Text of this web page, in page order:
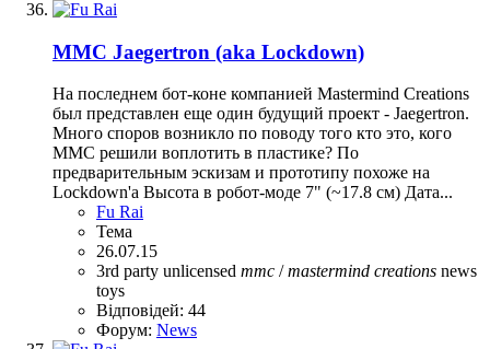
MMC Jaegertron (aka Lockdown)
На последнем бот-коне компанией Mastermind Creations
был представлен еще один будущий проект - Jaegertron.
Много споров возникло по поводу того кто это, кого
ММС решили воплотить в пластике? По
предварительным эскизам и прототипу похоже на
Lockdown'а Высота в робот-моде 7" (~17.8 см) Дата...
Fu Rai
Тема
26.07.15
3rd party unlicensed mmc /mastermind creations news
toys
Відповідей: 44
Форум: News